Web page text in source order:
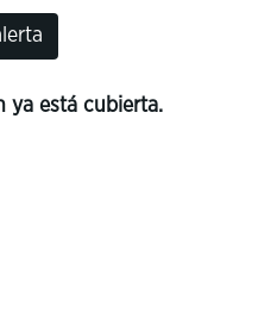
ya está cubierta.